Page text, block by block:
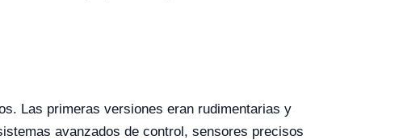
Las primeras versiones eran rudimentarias y
avanzados de control, sensores precisos